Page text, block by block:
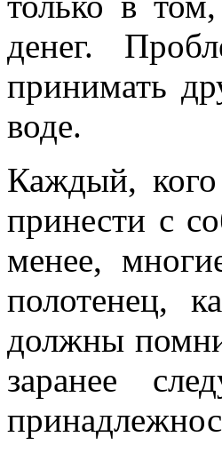
денег.
принимать
воде.
Каждый,
принести с
менее,
полотенец,
должны
заранее